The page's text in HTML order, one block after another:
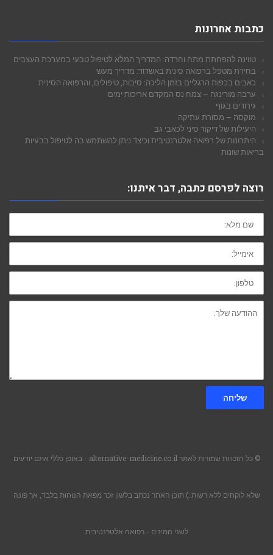
כתבות אחרונות
טווינה להפחתת מתח וחרדה: המדריך המלא לטיפול טבעי במערכת העצבים
בחירת מטפל ברפואה סינית באשדוד: מדריך מעשי
כאבים בכפות הרגליים בזמן הליכה: סיבות, טיפולים, והרפואה הסינית
ערבה מורינגה – צמח נס המקדם אריכות ימים
גירודים בגוף
מוקסה – מסורת עתיקה
היעילות של דיקור סיני לכאבי גב
היתרונות של רפואה אלטרנטיבית וכיצד ניתן להשתמש בה לטיפול בבעיות
בריאות שונות
רוצה לפרסם כתבה, דבר איתנו:
שם
מלא:
אימייל:
טלפון:
ההודעה
שלך:
שליחה
© כל הזכויות שמורות לאתר alternative-medicine.co.il - באופן כללי אתם יודעים
שלא לוקחים ללא רשות :) תוכן האתר נכתב בלשון זכר מפאת הנוחות בלבד, אך פונה
לשני המינים -רפואה אלטרנטיבית